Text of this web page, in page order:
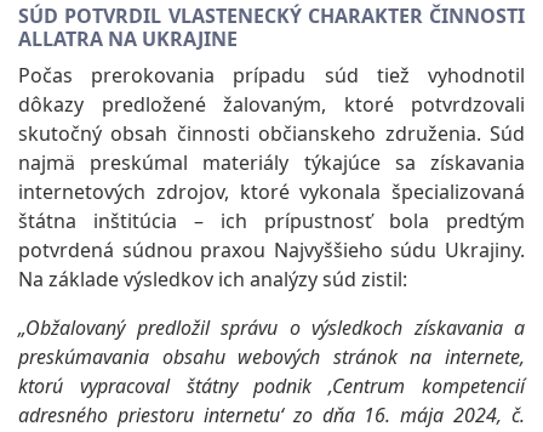
SÚD POTVRDIL VLASTENECKÝ CHARAKTER ČINNOSTI
ALLATRA NA UKRAJINE
Počas prerokovania prípadu súd tiež vyhodnotil
dôkazy predložené žalovaným, ktoré potvrdzovali
skutočný obsah činnosti občianskeho združenia. Súd
najmä preskúmal materiály týkajúce sa získavania
internetových zdrojov, ktoré vykonala špecializovaná
štátna inštitúcia – ich prípustnosť bola predtým
potvrdená súdnou praxou Najvyššieho súdu Ukrajiny.
Na základe výsledkov ich analýzy súd zistil:
„Obžalovaný predložil správu o výsledkoch získavania a
preskúmavania obsahu webových stránok na internete,
ktorú vypracoval štátny podnik ‚Centrum kompetencií
adresného priestoru internetu‘ zo dňa 16. mája 2024, č.